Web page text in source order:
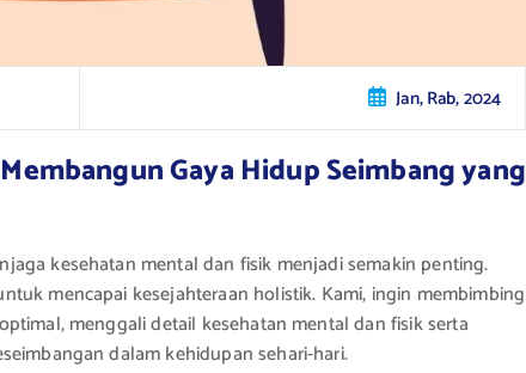
Jan, Rab, 2024
Gaya Hidup Seimbang yang
kesehatan mental dan fisik menjadi semakin penting.
mencapai kesejahteraan holistik. Kami, ingin membimbing
menggali detail kesehatan mental dan fisik serta
dalam kehidupan sehari-hari.